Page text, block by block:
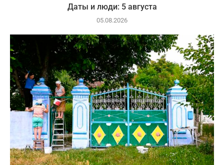
Даты и люди: 5 августа
05.08.2026